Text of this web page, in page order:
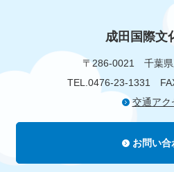
成田国際文
〒286-0021 千葉
TEL.0476-23-1331
交通アク
お問い合